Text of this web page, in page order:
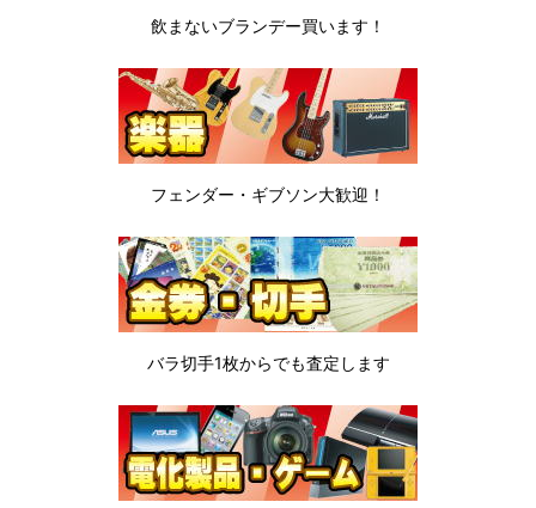
飲まないブランデー買います！
フェンダー・ギブソン大歓迎！
バラ切手1枚からでも査定します